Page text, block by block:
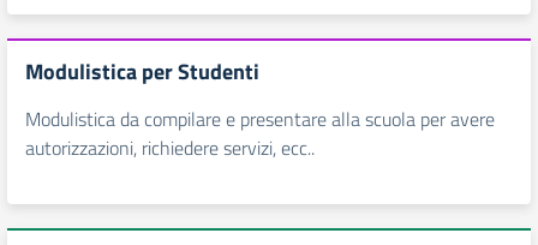
Modulistica per Studenti
Modulistica da compilare e presentare alla scuola per avere
autorizzazioni, richiedere servizi, ecc..